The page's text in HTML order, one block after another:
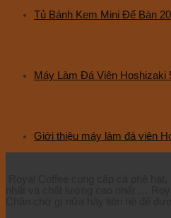
Tủ Bánh Kem Mini Để Bàn
Máy Làm Đá Viên Hoshizaki
Giới thiệu máy làm đá viên